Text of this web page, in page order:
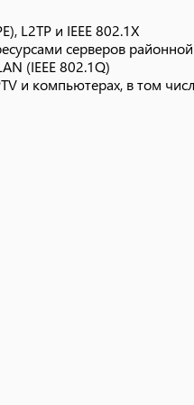
ЦПУ при назначении
провайдера
L2TP и IEEE 802.1X
серверов районной
(IEEE 802.1Q)
и компьютерах, в том